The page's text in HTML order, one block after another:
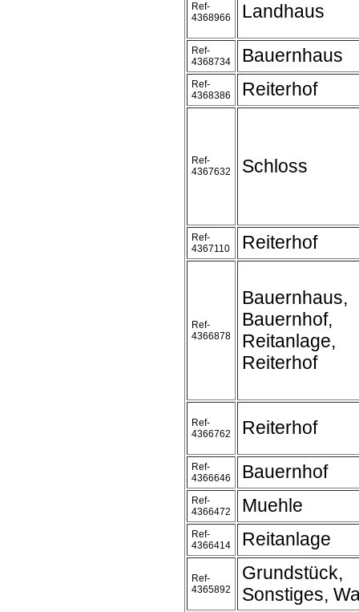
Ref-
4368966
Landhaus
Ref-
4368734
Bauernhaus
Ref-
4368386
Reiterhof
Ref-
4367632
Schloss
Ref-
4367110
Reiterhof
Ref-
4366878
Bauernhaus,
Bauernhof,
Reitanlage,
Reiterhof
Ref-
4366762
Reiterhof
Ref-
4366646
Bauernhof
Ref-
4366472
Muehle
Ref-
4366414
Reitanlage
Ref-
4365892
Grundstück,
Sonstiges,